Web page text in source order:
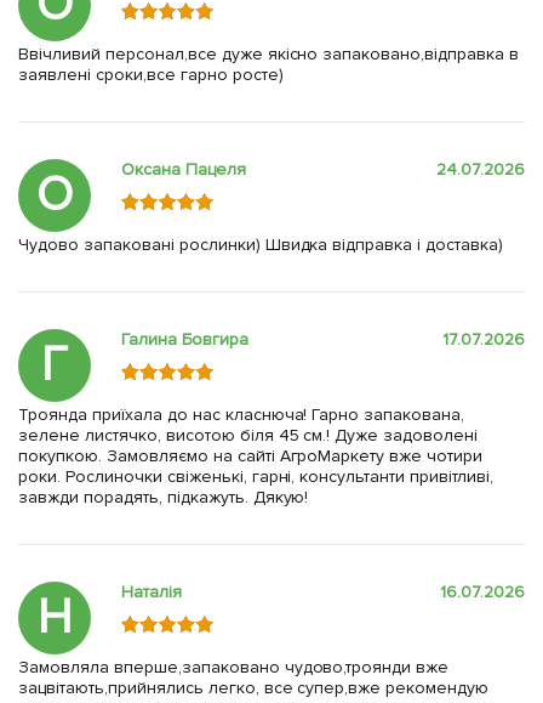
Ввічливий персонал,все дуже якісно запаковано,відправка в
заявлені сроки,все гарно росте)
О Оксана Пацеля 24.07.2026
Чудово запаковані рослинки) Швидка відправка і доставка)
Г Галина Бовгира 17.07.2026
Троянда приїхала до нас класнюча! Гарно запакована,
зелене листячко, висотою біля 45 см.! Дуже задоволені
покупкою. Замовляємо на сайті АгроМаркету вже чотири
роки. Рослиночки свіженькі, гарні, консультанти привітливі,
завжди порадять, підкажуть. Дякую!
Н Наталія 16.07.2026
Замовляла вперше,запаковано чудово,троянди вже
зацвітають,прийнялись легко, все супер,вже рекомендую